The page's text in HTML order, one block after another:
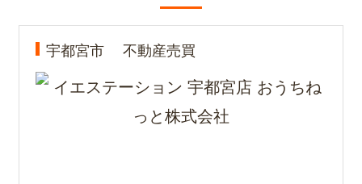
宇都宮市 不動産売買